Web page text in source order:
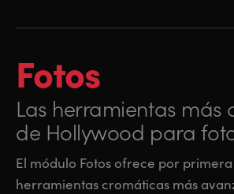
Fotos
Las herramientas más
de Hollywood para
El módulo Fotos ofrece por
herramientas cromáticas más